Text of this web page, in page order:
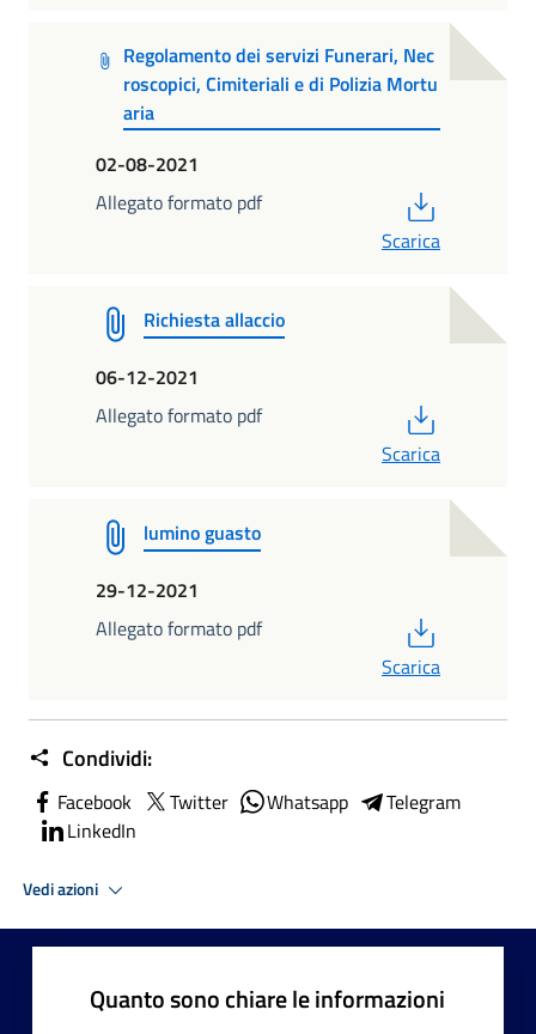
Regolamento dei servizi Funerari, Nec
roscopici, Cimiteriali e di Polizia Mortu
aria
02-08-2021
Allegato formato pdf
Scarica
Richiesta allaccio
06-12-2021
Allegato formato pdf
Scarica
lumino guasto
29-12-2021
Allegato formato pdf
Scarica
Condividi:
Facebook Twitter Whatsapp
Telegram
LinkedIn
Vedi azioni
Quanto sono chiare le informazioni